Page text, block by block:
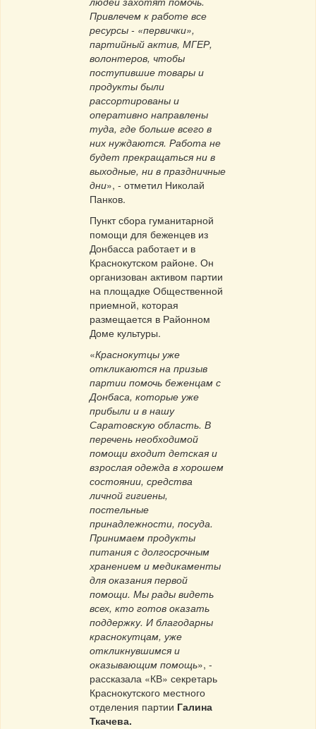
Привлечем к работе все
ресурсы - «первички»,
партийный актив, МГЕР,
волонтеров, чтобы
поступившие товары и
продукты были
рассортированы и
оперативно направлены
туда, где больше всего в
них нуждаются. Работа не
будет прекращаться ни в
выходные, ни в праздничные
дни», - отметил Николай
Панков.
Пункт сбора гуманитарной
помощи для беженцев из
Донбасса работает и в
Краснокутском районе. Он
организован активом партии
на площадке Общественной
приемной, которая
размещается в Районном
Доме культуры.
«Краснокутцы уже
откликаются на призыв
партии помочь беженцам с
Донбаса, которые уже
прибыли и в нашу
Саратовскую область. В
перечень необходимой
помощи входит детская и
взрослая одежда в хорошем
состоянии, средства
личной гигиены,
постельные
принадлежности, посуда.
Принимаем продукты
питания с долгосрочным
хранением и медикаменты
для оказания первой
помощи. Мы рады видеть
всех, кто готов оказать
поддержку. И благодарны
краснокутцам, уже
откликнувшимся и
оказывающим помощь», -
рассказала «КВ» секретарь
Краснокутского местного
отделения партии Галина
Ткачева.